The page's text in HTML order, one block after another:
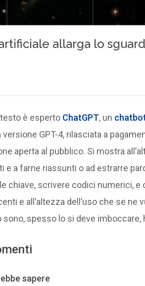
è esperto ChatGPT, un
versione GPT-4, rilasciata a
aperta al pubblico. Si mostra
e a farne riassunti o ad estrarre
chiave, scrivere codici numerici, e
e all’altezza dell’uso che se ne
spesso lo si deve imboccare,
sapere